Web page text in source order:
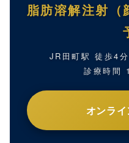
脂肪溶解注射（
JR田町駅 徒歩4
診療時間
オンラ